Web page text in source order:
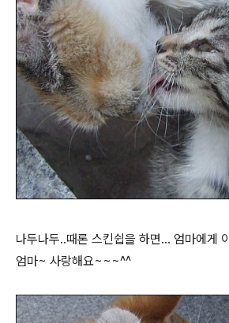
나두나두..때론 스킨쉽을 하면... 엄마에게
엄마~ 사랑해요~~~^^